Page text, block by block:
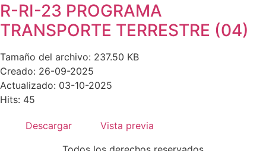
R-RI-23 PROGRAMA
TRANSPORTE TERRESTRE (04)
Tamaño del archivo: 237.50 KB
Creado: 26-09-2025
Actualizado: 03-10-2025
Hits: 45
Descargar
Vista previa